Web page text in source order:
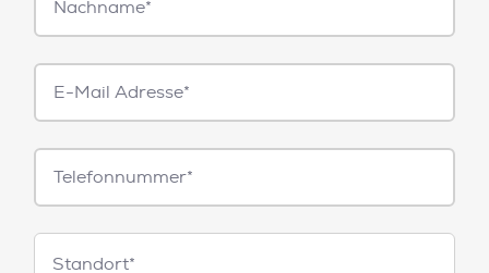
E-
Mail*
Telefonnummer
Standorte
Standort*